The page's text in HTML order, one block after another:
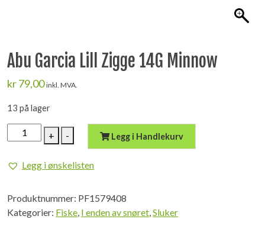
Abu Garcia Lill Zigge 14G Minnow
kr79,00 inkl. MVA.
13 på lager
+
Abu
Garcia
Zigge
Minnow
antall
- Legg i Handlekurv
Legg i ønskelisten
Produktnummer: PF1579408
Kategorier: Fiske, I enden av snøret,Sluker